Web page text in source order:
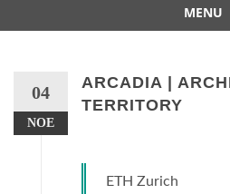
MENU
04
ΝΟΈ
ARCADIA |
TERRITORY
ETH Zurich